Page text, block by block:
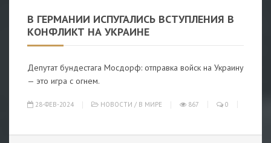
В ГЕРМАНИИ ИСПУГАЛИСЬ ВСТУПЛЕНИЯ В
КОНФЛИКТ НА УКРАИНЕ
Депутат бундестага Мосдорф: отправка войск на Украину
— это игра с огнем.
28-ФЕВ-2024 НОВОСТИ / В МИРЕ 867 0